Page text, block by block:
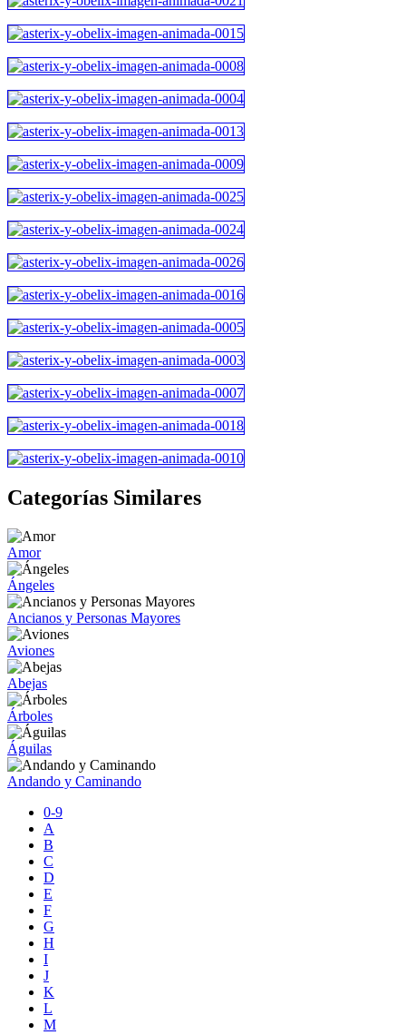
Categorías Similares
Amor
Ángeles
Ancianos y Personas Mayores
Aviones
Abejas
Árboles
Águilas
Andando y Caminando
0-9
A
B
C
D
E
F
G
H
I
J
K
L
M